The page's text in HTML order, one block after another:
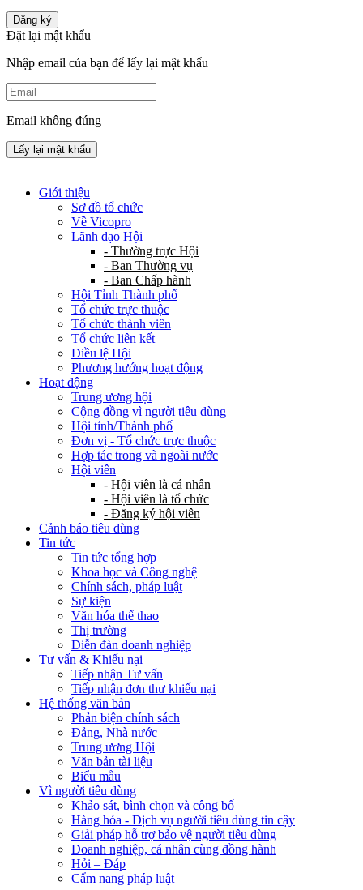
Đăng ký
Đặt lại mật khẩu
Nhập email của bạn để lấy lại mật khẩu
Email không đúng
Lấy lại mật khẩu
Giới thiệu
Sơ đồ tổ chức
Về Vicopro
Lãnh đạo Hội
- Thường trực Hội
- Ban Thường vụ
- Ban Chấp hành
Hội Tỉnh Thành phố
Tổ chức trực thuộc
Tổ chức thành viên
Tổ chức liên kết
Điều lệ Hội
Phương hướng hoạt động
Hoạt động
Trung ương hội
Cộng đồng vì người tiêu dùng
Hội tỉnh/Thành phố
Đơn vị - Tổ chức trực thuộc
Hợp tác trong và ngoài nước
Hội viên
- Hội viên là cá nhân
- Hội viên là tổ chức
- Đăng ký hội viên
Cảnh báo tiêu dùng
Tin tức
Tin tức tổng hợp
Khoa học và Công nghệ
Chính sách, pháp luật
Sự kiện
Văn hóa thể thao
Thị trường
Diễn đàn doanh nghiệp
Tư vấn & Khiếu nại
Tiếp nhận Tư vấn
Tiếp nhận đơn thư khiếu nại
Hệ thống văn bản
Phản biện chính sách
Đảng, Nhà nước
Trung ương Hội
Văn bản tài liệu
Biểu mẫu
Vì người tiêu dùng
Khảo sát, bình chọn và công bố
Hàng hóa - Dịch vụ người tiêu dùng tin cậy
Giải pháp hỗ trợ bảo vệ người tiêu dùng
Doanh nghiệp, cá nhân cùng đồng hành
Hỏi – Đáp
Cẩm nang pháp luật